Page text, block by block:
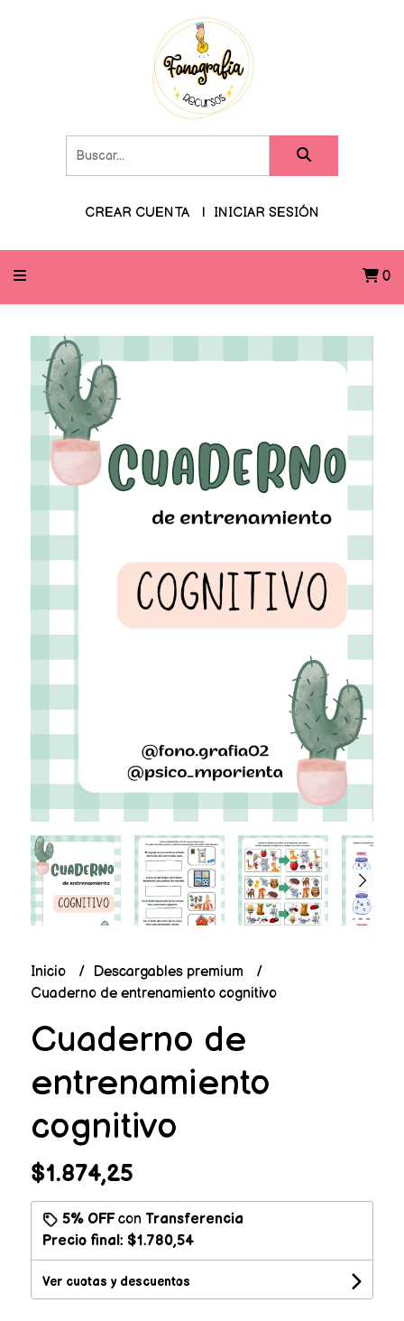
CREAR CUENTA INICIAR SESIÓN
0
Inicio
Descargables premium
Cuaderno de entrenamiento cognitivo
Cuaderno de
entrenamiento
cognitivo
$1.874,25
5% OFFcon Transferencia
Precio final: $1.780,54
Ver cuotas y descuentos